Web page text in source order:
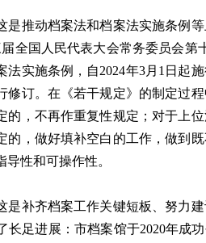
推动档案法和档案法实施条例等
全国人民代表大会常务委员会第
法实施条例，自2024年3月1日起
修订。在《若干规定》的制定过
的，不再作重复性规定；对于上
的，做好填补空白的工作，做到
性和可操作性。
补齐档案工作关键短板、努力建
长足进展：市档案馆于2020年成